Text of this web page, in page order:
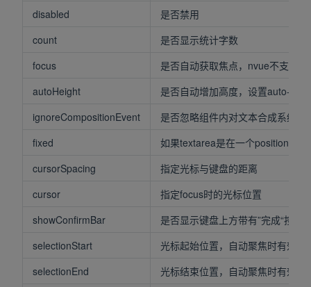
disabled
是否禁用
count
是否显示统计字数
focus
是否自动获取焦点，nvue不支持
autoHeight
是否自动增加高度，设置auto-
ignoreCompositionEvent
是否忽略组件内对文本合成系统
fixed
如果textarea是在一个
cursorSpacing
指定光标与键盘的距离
cursor
指定focus时的光标位置
showConfirmBar
是否显示键盘上方带有”完成“按钮
selectionStart
光标起始位置，自动聚焦时有效
selectionEnd
光标结束位置，自动聚焦时有效